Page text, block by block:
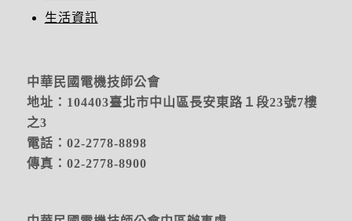
生活資訊
中華民國電機技師公會
地址：104403臺北市中山區長安東路１段23號7樓
之3
電話：02-2778-8898
傳真：02-2778-8900